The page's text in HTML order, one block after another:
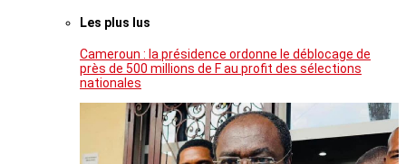
Les plus lus
Cameroun : la présidence ordonne le déblocage de
près de 500 millions de F au profit des sélections
nationales